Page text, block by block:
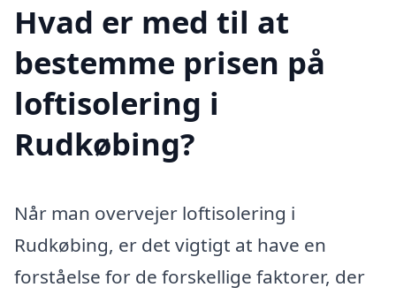
Hvad er med til at
bestemme prisen på
loftisolering i
Rudkøbing?
Når man overvejer loftisolering i
Rudkøbing, er det vigtigt at have en
forståelse for de forskellige faktorer, der